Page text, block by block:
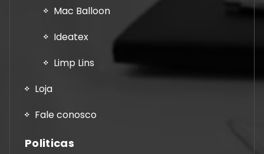
Mac Balloon
Ideatex
Limp Lins
Loja
Fale conosco
Politicas